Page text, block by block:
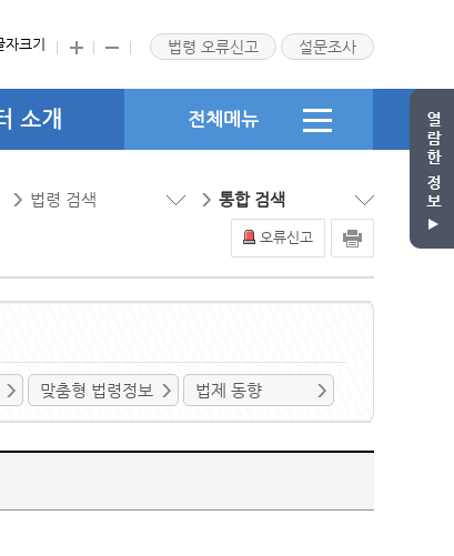
자크기 법령 오류신고 설문조사
소개 전체메뉴
법령 검색 통합 검색
오류신고
맞춤형 법령정보 법제 동향